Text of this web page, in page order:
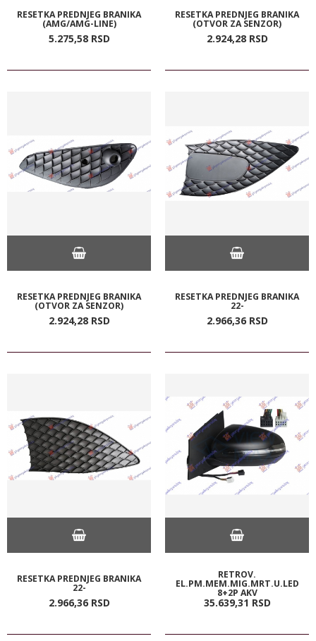
RESETKA PREDNJEG BRANIKA
(AMG/AMG-LINE)
5.275,58 RSD
RESETKA PREDNJEG BRANIKA
(OTVOR ZA SENZOR)
2.924,28 RSD
RESETKA PREDNJEG BRANIKA
(OTVOR ZA SENZOR)
2.924,28 RSD
RESETKA PREDNJEG BRANIKA
22-
2.966,36 RSD
RESETKA PREDNJEG BRANIKA
22-
2.966,36 RSD
RETROV.
EL.PM.MEM.MIG.MRT.U.LED
8+2P AKV
35.639,31 RSD